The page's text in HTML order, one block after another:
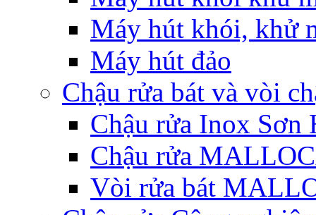
Máy hút khói, khử
Máy hút đảo
Chậu rửa bát và vòi
Chậu rửa Inox Sơn
Chậu rửa
Vòi rửa bát